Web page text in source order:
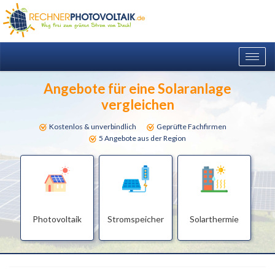
Angebote für eine Solaranlage
vergleichen
Kostenlos & unverbindlich
Geprüfte Fachfirmen
5 Angebote aus der Region
Photovoltaik Stromspeicher Solarthermie